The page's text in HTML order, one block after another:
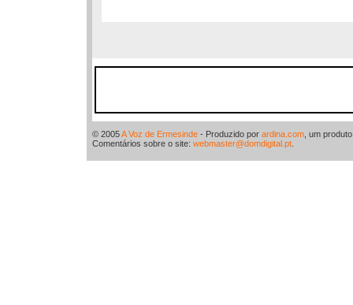
© 2005A Voz de Ermesinde - Produzido por ardina.com , um
Comentários sobre o site: webmaster@domdigital.pt